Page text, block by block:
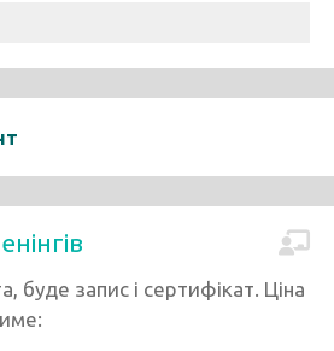
буде запис і сертифікат. Ціна